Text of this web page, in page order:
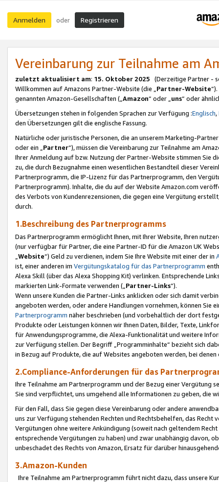
Anmelden oder Registrieren
Vereinbarung zur Teilnahme am
zuletzt aktualisiert am: 15. Oktober 2025 (Derzeitige Partner -
Willkommen auf Amazons Partner-Website (die „Partner-Website
genannten Amazon-Gesellschaften („Amazon“ oder „uns“ oder
Übersetzungen stehen in folgenden Sprachen zur Verfügung :Englisch,
den Übersetzungen gilt die englische Fassung.
Natürliche oder juristische Personen, die an unserem Marketing-
oder ein „Partner“), müssen die Vereinbarung zur Teilnahme am
Ihrer Anmeldung auf bzw. Nutzung der Partner-Website stimmen Sie
zu, die durch Bezugnahme einen wesentlichen Bestandteil dieser
Partnerprogramm, die IP-Lizenz für das Partnerprogramm, den
Partnerprogramm). Inhalte, die du auf der Website Amazon.com
des Verbots von Kundenrezensionen, die gegen eine Vergütung
durch.
1.Beschreibung des Partnerprogramms
Das Partnerprogramm ermöglicht Ihnen, mit Ihrer Website, Ihren
(nur verfügbar für Partner, die eine Partner-ID für die Amazon UK
Website“) Geld zu verdienen, indem Sie Ihre Website mit einer der in
ist, einer anderen im Vergütungskatalog für das Partnerprogramm
Alexa Skill (über das Alexa Shopping Kit) verlinken. Entsprechende
markierten Link-Formate verwenden („ Partner-Links“).
Wenn unsere Kunden die Partner-Links anklicken oder sich damit
angeboten werden, oder andere Handlungen vornehmen, können Sie
Partnerprogramm näher beschrieben (und vorbehaltlich der dort
Produkte oder Leistungen können wir Ihnen Daten, Bilder, Texte,
für Anwendungsprogramme, die Alexa-Funktionalität und weitere
zur Verfügung stellen. Der Begriff „Programminhalte“ bezieht sich
in Bezug auf Produkte, die auf Websites angeboten werden, bei
2.Compliance-Anforderungen für das
Ihre Teilnahme am Partnerprogramm und der Bezug einer Vergütung
Sie sind verpflichtet, uns umgehend alle Informationen zu geben, die
Für den Fall, dass Sie gegen diese Vereinbarung oder andere
uns zur Verfügung stehenden Rechten und Rechtsbehelfen, das
Vergütungen ohne weitere Ankündigung (soweit nach geltendem
entsprechende Vergütungen zu haben) und zwar unabhängig davon,
unbeschadet des Rechts von Amazon, Ersatz für darüber
3.Amazon-Kunden
Ihre Teilnahme am Partnerprogramm führt nicht dazu, dass unsere